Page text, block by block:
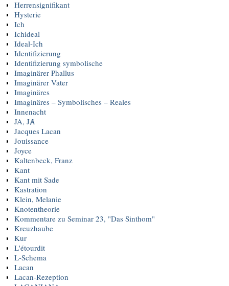
Herrensignifikant
Hysterie
Ich
Ichideal
Ideal-Ich
Identifizierung
Identifizierung symbolische
Imaginärer Phallus
Imaginärer Vater
Imaginäres
Imaginäres – Symbolisches – Reales
Innenacht
JA, JȺ
Jacques Lacan
Jouissance
Joyce
Kaltenbeck, Franz
Kant
Kant mit Sade
Kastration
Klein, Melanie
Knotentheorie
Kommentare zu Seminar 23, "Das Sinthom"
Kreuzhaube
Kur
L'étourdit
L-Schema
Lacan
Lacan-Rezeption